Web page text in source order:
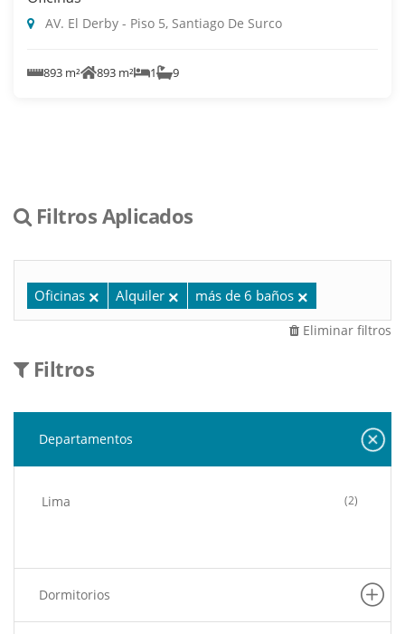
AV. El Derby - Piso 5, Santiago De Surco
893 m² 893 m² 1 9
Filtros Aplicados
Oficinas Alquiler más de 6 baños
Eliminar filtros
Filtros
Departamentos
Lima (2)
Dormitorios